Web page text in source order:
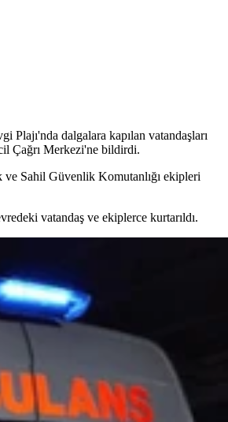
Plajı'nda dalgalara kapılan vatandaşları
Çağrı Merkezi'ne bildirdi.
ve Sahil Güvenlik Komutanlığı ekipleri
vatandaş ve ekiplerce kurtarıldı.